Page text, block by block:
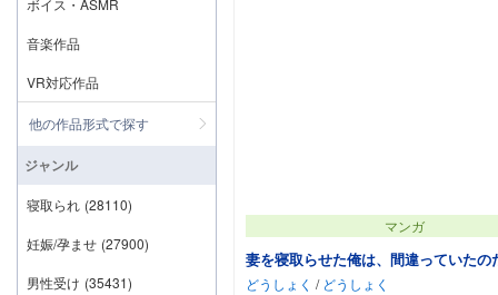
マンガ
妻を寝取らせた俺は、間違っていたの
どうしょく / どうしょく
音楽作品
VR対応作品
他の作品形式で探す
ジャンル
寝取られ (28110)
妊娠/孕ませ (27900)
男性受け (35431)